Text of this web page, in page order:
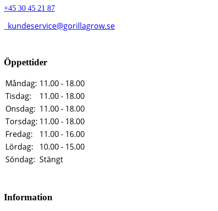
+45 30 45 21 87
kundeservice@gorillagrow.se
Öppettider
Måndag: 11.00 - 18.00
Tisdag:
11.00 - 18.00
Onsdag: 11.00 - 18.00
Torsdag: 11.00 - 18.00
Fredag:
11.00 - 16.00
Lördag:
10.00 - 15.00
Söndag: Stängt
Information